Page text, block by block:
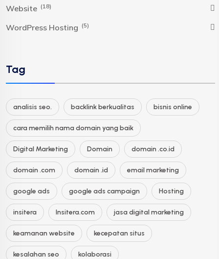
Website (18)
WordPress Hosting (5)
Tag
analisis seo. backlink berkualitas bisnis online
cara memilih nama domain yang baik
Digital Marketing Domain domain .co.id
domain .com domain .id email marketing
google ads google ads campaign Hosting
insitera Insitera.com jasa digital marketing
keamanan website kecepatan situs
kesalahan seo kolaborasi